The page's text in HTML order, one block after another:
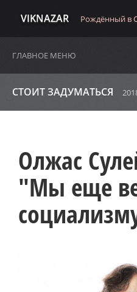
VIKNAZAR Рождённый в
ГЛАВНОЕ МЕНЮ
СТОИТ ЗАДУМАТЬСЯ
Олжас
"Мы еще